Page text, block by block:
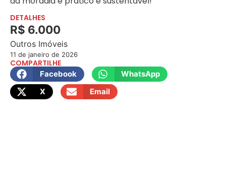
DETALHES
R$ 6.000
Outros Imóveis
11 de janeiro de 2026
COMPARTILHE
Facebook
WhatsApp
X
Email